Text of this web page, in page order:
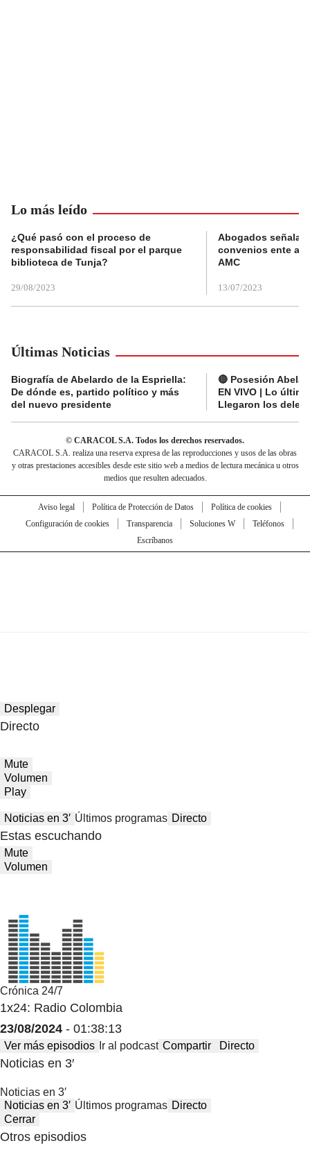
Lo más leído
¿Qué pasó con el proceso de
responsabilidad fiscal por el parque
biblioteca de Tunja?
29/08/2023
Abogados
convenios ente
AMC
13/07/2023
Últimas Noticias
Biografía de Abelardo de la Espriella:
De dónde es, partido político y más
del nuevo presidente
🔴 Posesión
EN VIVO | Lo
Llegaron los
© CARACOL S.A. Todos los derechos reservados.
CARACOL S.A. realiza una reserva expresa de las reproducciones y usos de las obras
y otras prestaciones accesibles desde este sitio web a medios de lectura mecánica u otros
medios que resulten adecuados.
Aviso legal Política de Protección de Datos
Política de cookies
Configuración de cookies
Transparencia Soluciones W
Teléfonos
Escríbanos
Desplegar
Directo
Mute
Volumen
Play
Noticias en 3′ Últimos programas Directo
Estas escuchando
Mute
Volumen
Crónica 24/7
1x24: Radio Colombia
23/08/2024 - 01:38:13
Ver más episodios Ir al podcast Compartir Directo
Noticias en 3′
Noticias en 3′
Noticias en 3′ Últimos programas Directo
Cerrar
Otros episodios